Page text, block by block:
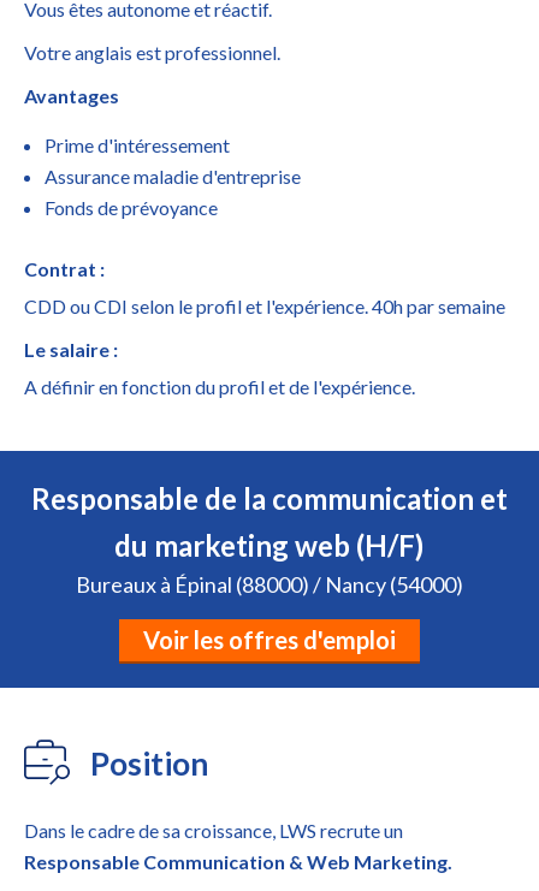
Vous êtes autonome et réactif.
Votre anglais est professionnel.
Avantages
Prime d'intéressement
Assurance maladie d'entreprise
Fonds de prévoyance
Contrat :
CDD ou CDI selon le profil et l'expérience. 40h par semaine
Le salaire :
A définir en fonction du profil et de l'expérience.
Responsable de la communication et
du marketing web (H/F)
Bureaux à Épinal (88000) / Nancy (54000)
Voir les offres d'emploi
Position
Dans le cadre de sa croissance, LWS recrute un
Responsable Communication & Web Marketing.